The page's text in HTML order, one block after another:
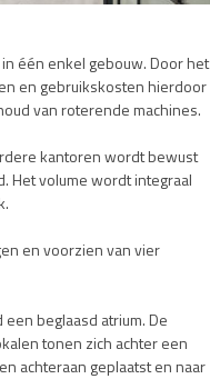
één enkel gebouw. Door het
en gebruikskosten hierdoor
van roterende machines.
kantoren wordt bewust
Het volume wordt integraal
en voorzien van vier
beglaasd atrium. De
tonen zich achter een
achteraan geplaatst en naar